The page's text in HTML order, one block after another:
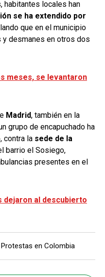
habitantes locales han
se ha extendido por
que en el municipio
desmanes en otros dos
meses, se levantaron
Madrid, también en la
grupo de encapuchado ha
contra la sede de la
barrio el Sosiego,
presentes en el
dejaron al descubierto
Protestas en Colombia